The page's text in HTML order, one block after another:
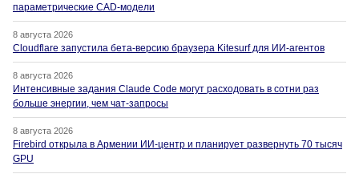
параметрические CAD-модели
8 августа 2026
Cloudflare запустила бета-версию браузера Kitesurf для ИИ-агентов
8 августа 2026
Интенсивные задания Claude Code могут расходовать в сотни раз
больше энергии, чем чат-запросы
8 августа 2026
Firebird открыла в Армении ИИ-центр и планирует развернуть 70 тысяч
GPU